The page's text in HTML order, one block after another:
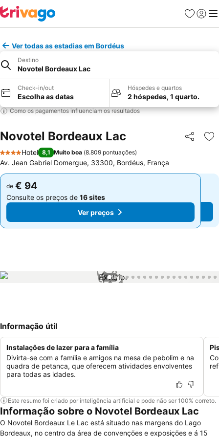
Favoritos
Iniciar
Ver todas as estadias em Bordéus
Destino
Novotel Bordeaux Lac
Check-in/out
Escolha as datas
Hóspedes e quartos
2 hóspedes, 1 quarto.
Como os pagamentos influenciam os resultados
Novotel Bordeaux Lac Partilhar
4 Estrelas
Hotel 8,1 Muito boa (8.809 pontuações)
Av. Jean Gabriel Domergue, 33300, Bordéus, França
de € 94
Consulte os preços de 16 sites
Ver preços
de € 94
Consulte os preços de 16 sites
Ver preços
1 / 85
Informação útil
Instalações de lazer para a família
Divirta-se com a família e amigos na mesa de pebolim e na
quadra de petanca, que oferecem atividades envolventes
para todas as idades.
Este resumo foi criado por inteligência artificial e pode não ser 100% correto.
Informação sobre o Novotel Bordeaux Lac
O Novotel Bordeaux Le Lac está situado nas margens do Lago
Bordeaux, no centro da área de convenções e exposições e á 15